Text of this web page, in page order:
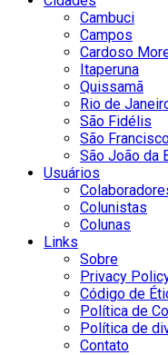
Cambuci
Campos
Cardoso
Itaperuna
Quissamã
Rio de
São Fidélis
São
São João da
Usuários
Colunistas
Colunas
Links
Sobre
Privacy
Código de
Política de
Política de
Contato